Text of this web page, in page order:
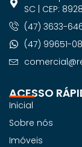
ACESSO
Inicial
Sobre nós
Imóveis
SC | CEP:
(47) 3633-
(47) 99651-